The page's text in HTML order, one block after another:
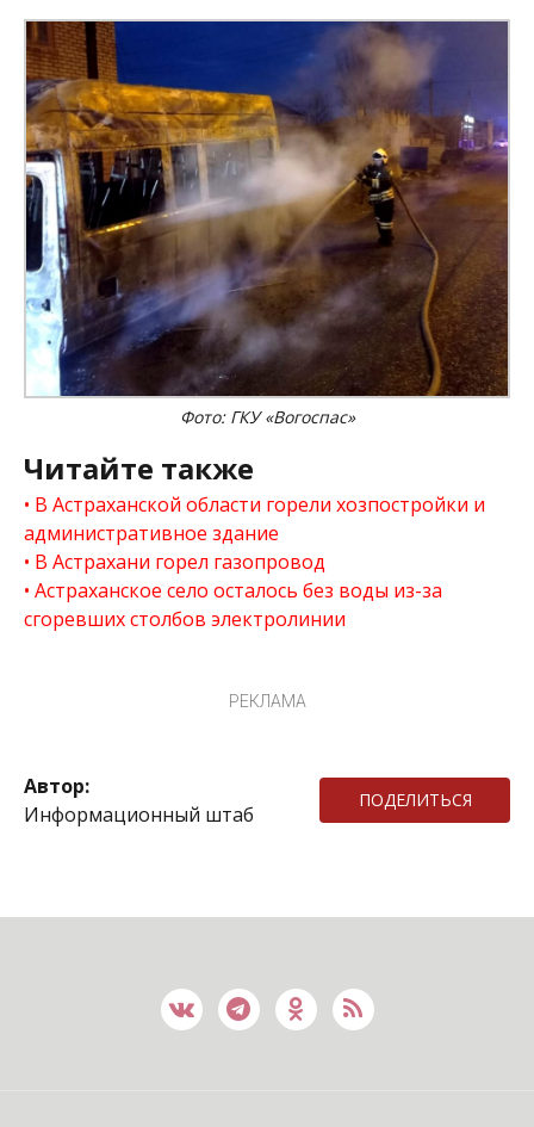
Фото: ГКУ «Вогоспас»
Читайте также
В Астраханской области горели хозпостройки и
административное здание
В Астрахани горел газопровод
Астраханское село осталось без воды из-за
сгоревших столбов электролинии
РЕКЛАМА
Автор:
Информационный штаб
ПОДЕЛИТЬСЯ